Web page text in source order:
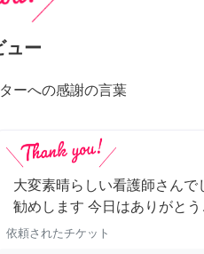
ュー
ーへの感謝の言葉
大変素晴らしい看護師さん
勧めします 今日はありがと
依頼されたチケット